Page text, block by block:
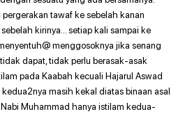
tawaf ke sebelah kanan
kirinya… setiap kali sampai ke
menggosoknya jika senang
dapat, tidak perlu berasak-asak
pada Kaabah kecuali Hajarul Aswad
masih kekal diatas binaan asal
Muhammad hanya istilam kedua-